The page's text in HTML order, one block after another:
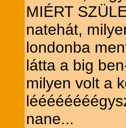
MIÉRT
natehát,
londonba
látta a big
milyen volt a
nane...